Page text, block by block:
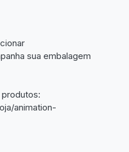
sua embalagem
animation-